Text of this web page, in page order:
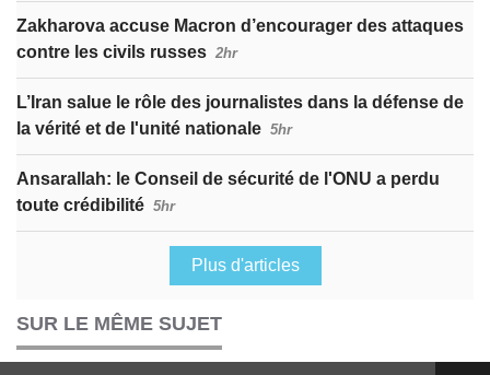
Zakharova accuse Macron d’encourager des attaques
contre les civils russes 2hr
L’Iran salue le rôle des journalistes dans la défense de
la vérité et de l'unité nationale 5hr
Ansarallah: le Conseil de sécurité de l'ONU a perdu
toute crédibilité 5hr
Plus d'articles
SUR LE MÊME SUJET